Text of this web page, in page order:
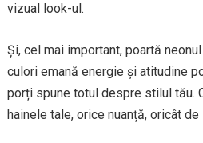
vizual look-ul.
Și, cel mai important, poartă
culori emană energie și atitudine
porți spune totul despre stilul tău.
hainele tale, orice nuanță, oricât